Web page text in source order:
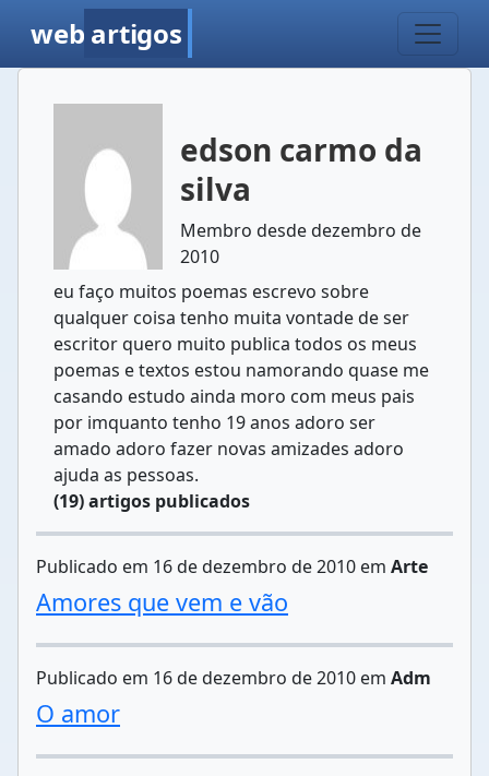
web artigos
edson carmo da
silva
Membro desde dezembro de
2010
eu faço muitos poemas escrevo sobre
qualquer coisa tenho muita vontade de ser
escritor quero muito publica todos os meus
poemas e textos estou namorando quase me
casando estudo ainda moro com meus pais
por imquanto tenho 19 anos adoro ser
amado adoro fazer novas amizades adoro
ajuda as pessoas.
(19) artigos publicados
Publicado em 16 de dezembro de 2010 em Arte
Amores que vem e vão
Publicado em 16 de dezembro de 2010 em Adm
O amor